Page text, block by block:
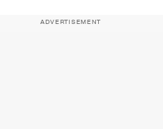
ADVERTISEMENT